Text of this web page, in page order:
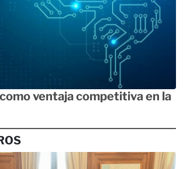
ventaja competitiva en la